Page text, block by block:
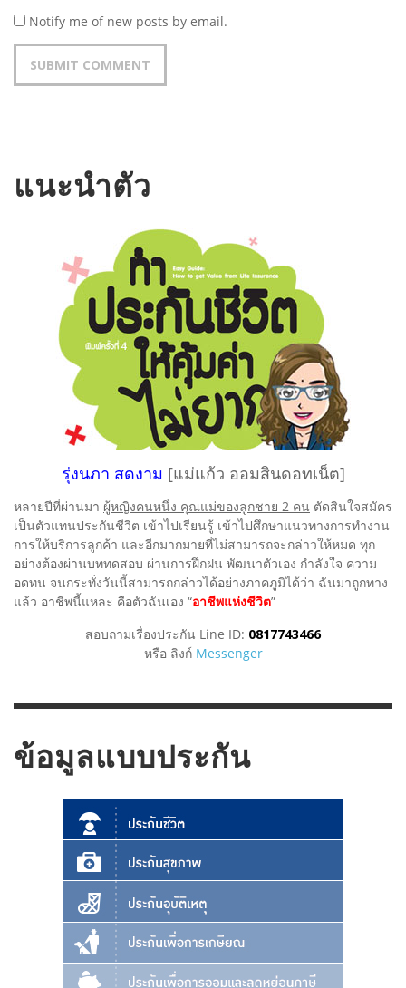
Notify me of new posts by email.
แนะนำตัว
รุ่งนภา สดงาม [แม่แก้ว ออมสินดอทเน็ต]
หลายปีที่ผ่านมา ผู้หญิงคนหนึ่ง คุณแม่ของลูกชาย 2 คน ตัดสินใจสมัคร
เป็นตัวแทนประกันชีวิต เข้าไปเรียนรู้ เข้าไปศึกษาแนวทางการทำงาน
การให้บริการลูกค้า และอีกมากมายที่ไม่สามารถจะกล่าวให้หมด ทุก
อย่างต้องผ่านบททดสอบ ผ่านการฝึกฝน พัฒนาตัวเอง กำลังใจ ความ
อดทน จนกระทั่งวันนี้สามารถกล่าวได้อย่างภาคภูมิได้ว่า ฉันมาถูกทาง
แล้ว อาชีพนี้แหละ คือตัวฉันเอง “อาชีพแห่งชีวิต”
สอบถามเรื่องประกัน Line ID: 0817743466
หรือ ลิงก์ Messenger
ข้อมูลแบบประกัน